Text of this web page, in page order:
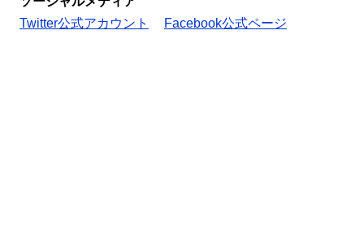
Twitter公式アカウント
Facebook公式ページ